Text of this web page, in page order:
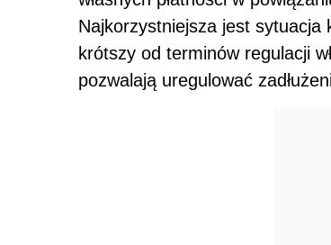
Najkorzystniejsza jest
krótszy od terminów regulacji
pozwalają uregulować